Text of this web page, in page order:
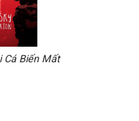
Cá Biến Mất